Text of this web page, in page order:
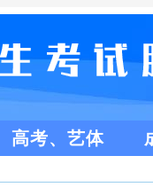
高考、艺体